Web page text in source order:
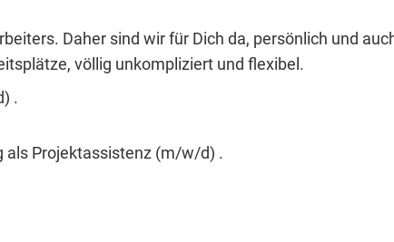
Daher sind wir für Dich da, persönlich und
völlig unkompliziert und flexibel.
.
als Projektassistenz (m/w/d) .